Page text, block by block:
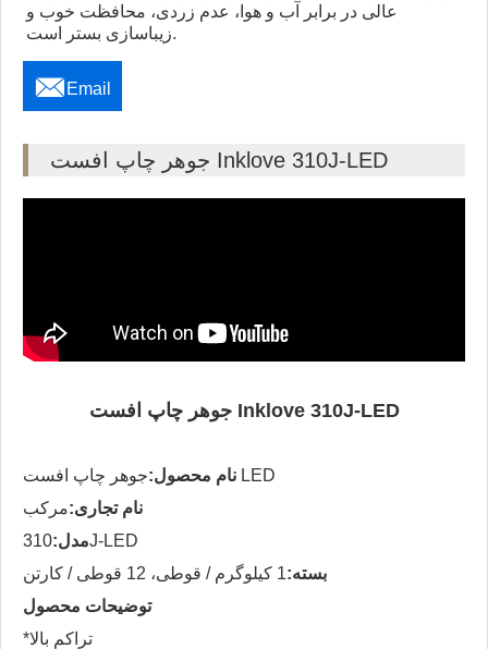
عالی در برابر آب و هوا، عدم زردی، محافظت خوب و
زیباسازی بستر است.
 Email
جوهر چاپ افست Inklove 310J-LED
جوهر چاپ افست Inklove 310J-LED
نام محصول: جوهر چاپ افست LED
نام تجاری:مرکب
مدل:310J-LED
بسته:1 کیلوگرم / قوطی، 12 قوطی / کارتن
توضیحات محصول
*تراکم بالا